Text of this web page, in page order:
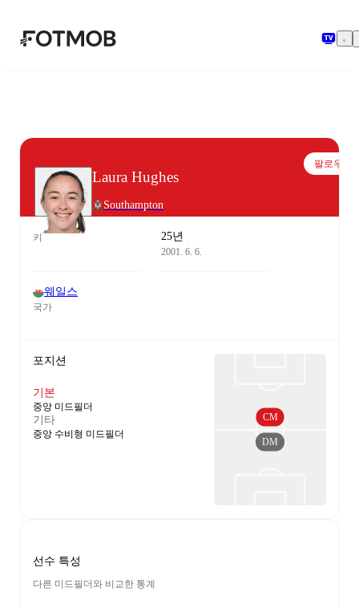
본문으로 건너뛰기
Laura Hughes
Southampton
팔로우
키 25년
2001. 6. 6.
웨일스
국가
포지션
기본
중앙 미드필더
기타
중앙 수비형 미드필더
DM
CM
선수 특성
다른 미드필더와 비교한 통계